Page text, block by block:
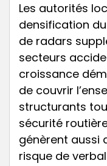
Les autorités
densification
de radars
secteurs
croissance
de couvrir
structurants
sécurité
génèrent aussi
risque de